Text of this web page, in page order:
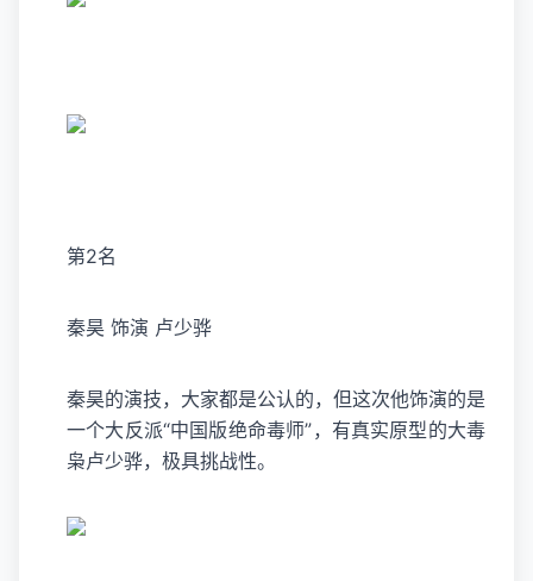
第2名
秦昊 饰演 卢少骅
秦昊的演技，大家都是公认的，但这次他饰演的是
一个大反派“中国版绝命毒师”，有真实原型的大毒
枭卢少骅，极具挑战性。